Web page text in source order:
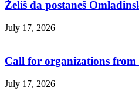
Želiš da postaneš
July 17, 2026
Call for organizations from
July 17, 2026